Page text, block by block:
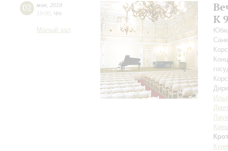
02 мая 2019
19:00 Чт
Малый зал
К